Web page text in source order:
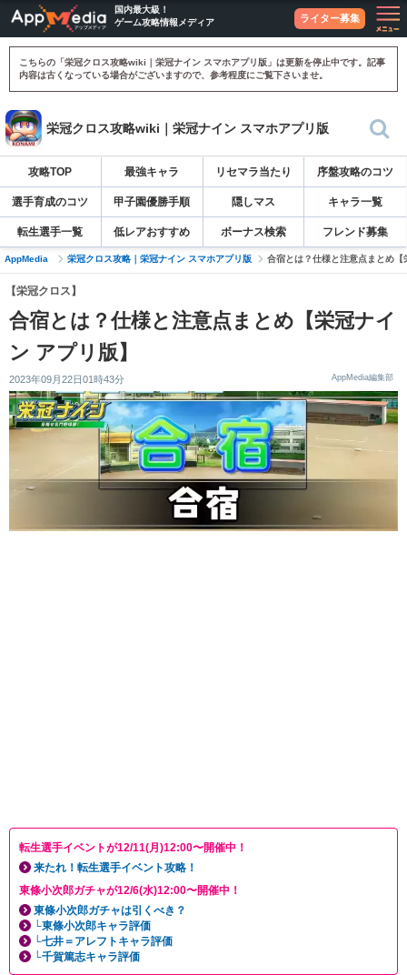
国内最大級！
ゲーム攻略情報メディア
ライター募集
こちらの「栄冠クロス攻略wiki｜栄冠ナイン スマホアプリ版」は更新を停止中です。記事
内容は古くなっている場合がございますので、参考程度にご覧下さいませ。
栄冠クロス攻略wiki｜栄冠ナイン スマホアプリ版
攻略TOP 最強キャラ リセマラ当たり 序盤攻略のコツ
選手育成のコツ 甲子園優勝手順 隠しマス キャラ一覧
転生選手一覧 低レアおすすめ ボーナス検索 フレンド募集
AppMedia 栄冠クロス攻略｜栄冠ナイン スマホアプリ版 合宿とは？仕様と注意点まとめ【
【栄冠クロス】
合宿とは？仕様と注意点まとめ【栄冠ナイ
ン アプリ版】
2023年09月22日01時43分 AppMedia編集部
転生選手イベントが12/11(月)12:00〜開催中！
来たれ！転生選手イベント攻略！
東條小次郎ガチャが12/6(水)12:00〜開催中！
東條小次郎ガチャは引くべき？
└東條小次郎キャラ評価
└七井＝アレフトキャラ評価
└千賀篤志キャラ評価